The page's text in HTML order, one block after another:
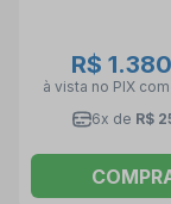
R$
à vista no PIX com
6x de R$